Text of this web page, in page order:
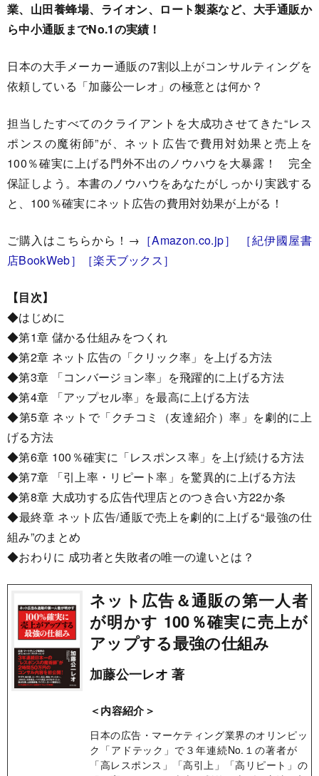
業、山田養蜂場、ライオン、ロート製薬など、大手通販か
ら中小通販までNo.1の実績！
日本の大手メーカー通販の7割以上がコンサルティングを
依頼している「加藤公一レオ」の極意とは何か？
担当したすべてのクライアントを大成功させてきた“レス
ポンスの魔術師”が、ネット広告で費用対効果と売上を
100％確実に上げる門外不出のノウハウを大暴露！ 完全
保証しよう。本書のノウハウをあなたがしっかり実践する
と、100％確実にネット広告の費用対効果が上がる！
ご購入はこちらから！→ ［Amazon.co.jp］
［紀伊國屋書
店BookWeb］
［楽天ブックス］
【目次】
◆はじめに
◆第1章 儲かる仕組みをつくれ
◆第2章 ネット広告の「クリック率」を上げる方法
◆第3章 「コンバージョン率」を飛躍的に上げる方法
◆第4章 「アップセル率」を最高に上げる方法
◆第5章 ネットで「クチコミ（友達紹介）率」を劇的に上
げる方法
◆第6章 100％確実に「レスポンス率」を上げ続ける方法
◆第7章 「引上率・リピート率」を驚異的に上げる方法
◆第8章 大成功する広告代理店とのつき合い方22か条
◆最終章 ネット広告/通販で売上を劇的に上げる“最強の仕
組み”のまとめ
◆おわりに 成功者と失敗者の唯一の違いとは？
ネット広告＆通販の第一人者
が明かす 100％確実に売上が
アップする最強の仕組み
加藤公一レオ 著
＜内容紹介＞
日本の広告・マーケティング業界のオリンピッ
ク「アドテック」で３年連続No.１の著者が
「高レスポンス」「高引上」「高リピート」の